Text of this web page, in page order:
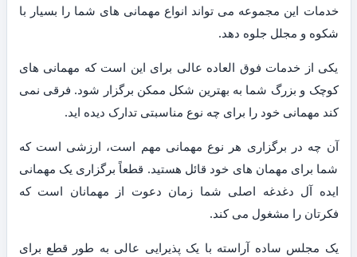
خدمات این مجموعه می تواند انواع مهمانی های شما را بسیار با
شکوه و مجلل جلوه دهد.
یکی از خدمات فوق العاده عالی برای این است که مهمانی های
کوچک و بزرگ شما به بهترین شکل ممکن برگزار شود. فرقی نمی
کند مهمانی خود را برای چه نوع مناسبتی تدارک دیده اید.
آن چه در برگزاری هر نوع مهمانی مهم است، ارزشی است که
شما برای مهمان های خود قائل هستید. قطعاً برگزاری یک مهمانی
ایده آل دغدغه اصلی شما زمان دعوت از مهمانان است که
فکرتان را مشغول می کند.
یک مجلس ساده آراسته با یک پذیرایی عالی به طور قطع برای